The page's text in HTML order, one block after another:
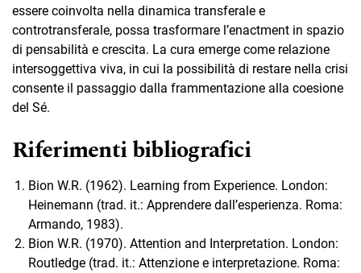
essere coinvolta nella dinamica transferale e
controtransferale, possa trasformare l’enactment in spazio
di pensabilità e crescita. La cura emerge come relazione
intersoggettiva viva, in cui la possibilità di restare nella crisi
consente il passaggio dalla frammentazione alla coesione
del Sé.
Riferimenti bibliografici
Bion W.R. (1962). Learning from Experience. London:
Heinemann (trad. it.: Apprendere dall’esperienza. Roma:
Armando, 1983).
Bion W.R. (1970). Attention and Interpretation. London:
Routledge (trad. it.: Attenzione e interpretazione. Roma: